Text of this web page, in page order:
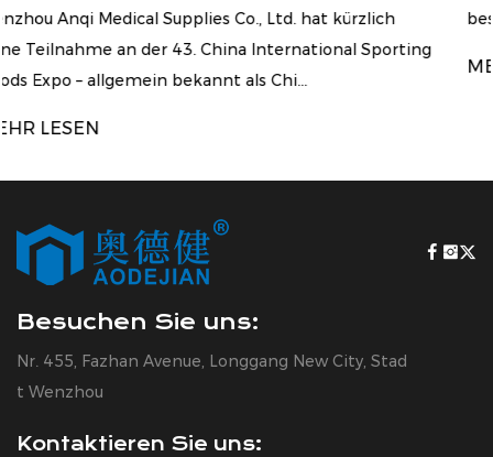
besteht aus einem gewebten Baumwollsto...
Besuchen Sie uns:
Nr. 455, Fazhan Avenue, Longgang New City, Stad
t Wenzhou
Kontaktieren Sie uns: